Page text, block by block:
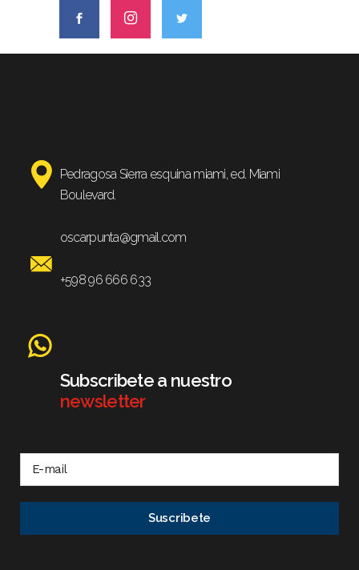
Pedragosa Sierra esquina miami, ed. Miami
Boulevard.
oscarpunta@gmail.com
+598 96 666 633
Subscribete a nuestro
newsletter